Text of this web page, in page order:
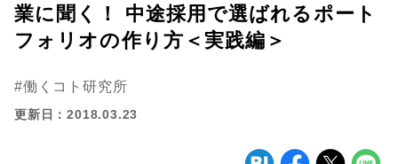
業に聞く！ 中途採用で選ばれるポート
フォリオの作り方＜実践編＞
働くコト研究所
更新日：2018.03.23